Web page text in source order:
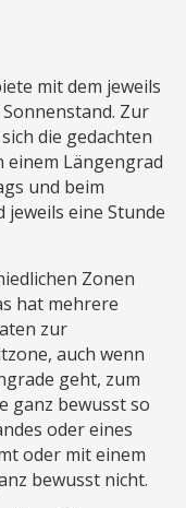
mit dem jeweils
Zur
die gedachten
einem Längengrad
und beim
jeweils eine Stunde
Zonen
hat mehrere
zur
auch wenn
geht, zum
ganz bewusst so
oder eines
oder mit einem
bewusst nicht.